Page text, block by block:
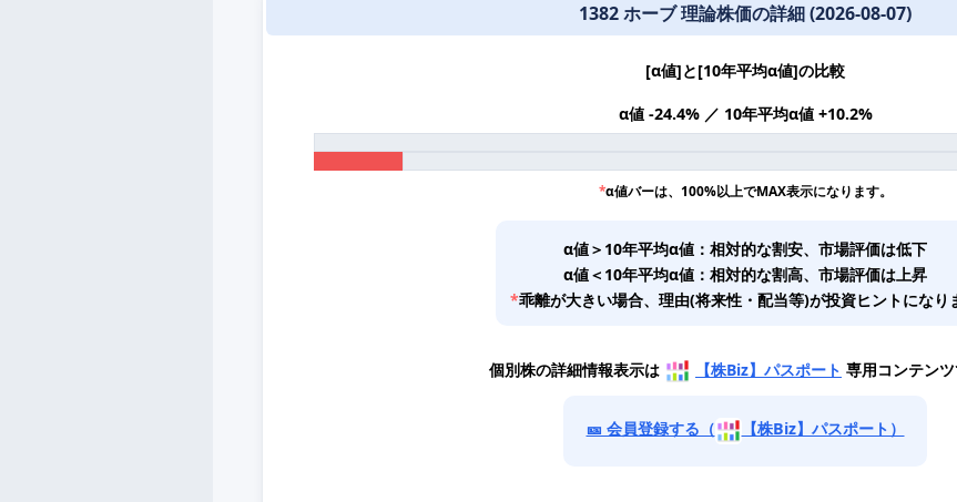
1382 ホーブ 理論株価の詳細 (2026-08-07)
[α値]と[10年平均α値]の比較
α値 -24.4% ／ 10年平均α値 +10.2%
*α値バーは、100%以上でMAX表示になります。
α値＞10年平均α値：相対的な割安、市場評価は低下
α値＜10年平均α値：相対的な割高、市場評価は上昇
*乖離が大きい場合、理由(将来性・配当等)が投資ヒントになり
個別株の詳細情報表示は 【株Biz】パスポート 専用コンテンツ
🎫 会員登録する（ 【株Biz】パスポート）